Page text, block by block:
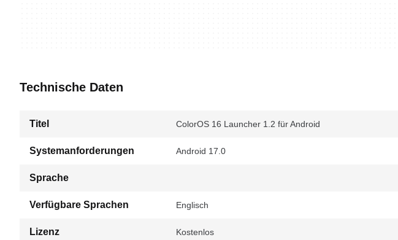
Technische Daten
Titel ColorOS 16 Launcher 1.2 für Android
Systemanforderungen Android 17.0
Sprache
Verfügbare Sprachen Englisch
Lizenz Kostenlos